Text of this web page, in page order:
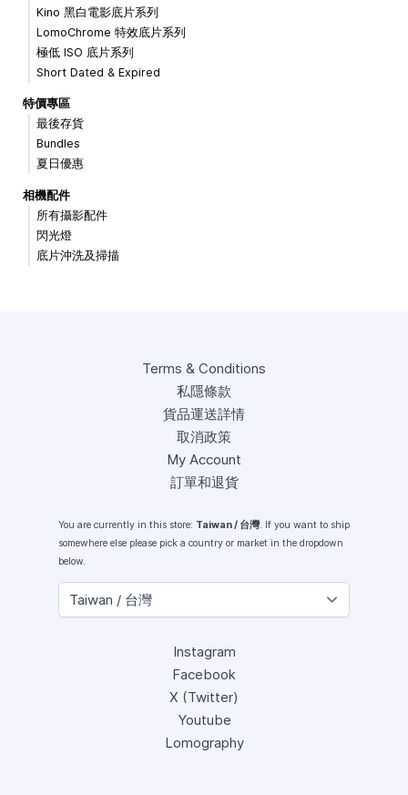
Kino 黑白電影底片系列
LomoChrome 特效底片系列
極低 ISO 底片系列
Short Dated & Expired
特價專區
最後存貨
Bundles
夏日優惠
相機配件
所有攝影配件
閃光燈
底片沖洗及掃描
Terms & Conditions
私隱條款
貨品運送詳情
取消政策
My Account
訂單和退貨
You are currently in this store: Taiwan / 台灣. If you want to ship
somewhere else please pick a country or market in the dropdown
below.
Instagram
Facebook
X (Twitter)
Youtube
Lomography